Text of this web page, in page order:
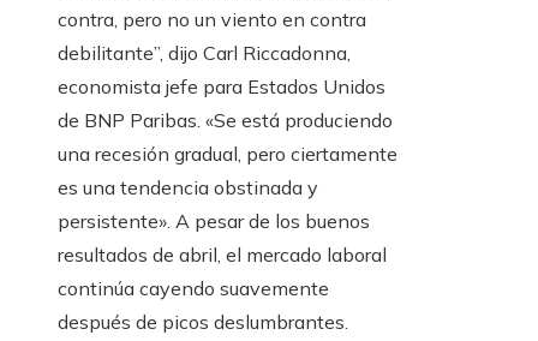
contra, pero no un viento en contra
debilitante”, dijo Carl Riccadonna,
economista jefe para Estados Unidos
de BNP Paribas. «Se está produciendo
una recesión gradual, pero ciertamente
es una tendencia obstinada y
persistente». A pesar de los buenos
resultados de abril, el mercado laboral
continúa cayendo suavemente
después de picos deslumbrantes.